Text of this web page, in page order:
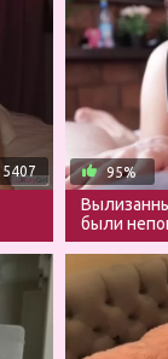
5407 95%
были
счастья